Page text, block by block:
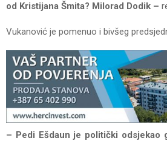
od Kristijana Šmita? Milorad Dodik –
Vukanović je pomenuo i bivšeg
– Pedi Ešdaun je politički odsjekao